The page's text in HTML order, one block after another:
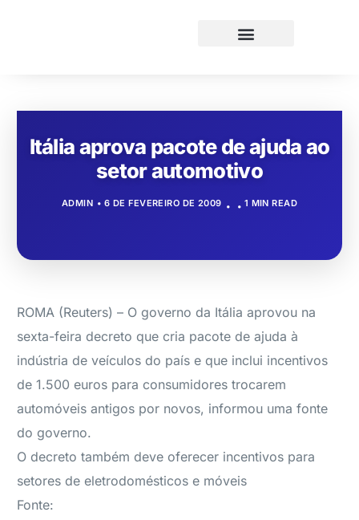
Itália aprova pacote de ajuda ao
setor automotivo
ADMIN 6 DE FEVEREIRO DE 2009 1 MIN READ
ROMA (Reuters) – O governo da Itália aprovou na
sexta-feira decreto que cria pacote de ajuda à
indústria de veículos do país e que inclui incentivos
de 1.500 euros para consumidores trocarem
automóveis antigos por novos, informou uma fonte
do governo.
O decreto também deve oferecer incentivos para
setores de eletrodomésticos e móveis
Fonte: